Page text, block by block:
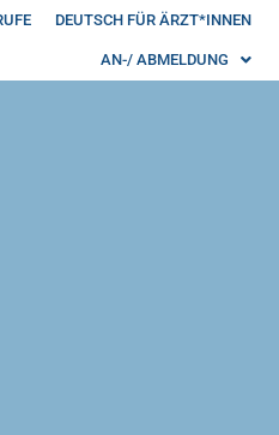
DEUTSCH FÜR ÄRZT*INNEN
AN-/ ABMELDUNG